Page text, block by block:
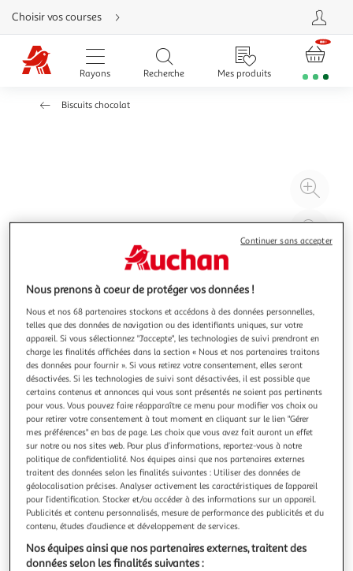
Aller
directement
au
contenu
Aller
directement
Aller
Choisir vos courses
Rayons Recherche Mes produits
Biscuits chocolat
à
Illustration
précédente
Illustration
suivante
AUCHAN BIO
Biscuits nappés au chocolat au lait sachets fraîcheur
Dans son atelier situé a Lonlay, au cœur du bocage
normand, la biscuiterie de l'abbaye perpétue l'histoire
familiale commencée il y a plus d'un siècle. Les boulangers
patissiers veuillent avec passion sur chaque étape de la
fabrication: pétrissage, façonnage , cuisso. La main et l'oeil
de l'homme so
En savoir +
210g 4x5 biscuits
Vous voulez connaître le prix de ce produit ?
Nous prenons à coeur de protéger vos données !
Nous et nos 68 partenaires stockons et accédons à des données personnelles,
telles que des données de navigation ou des identifiants uniques, sur votre
appareil. Si vous sélectionnez "J'accepte", les technologies de suivi prendront en
charge les finalités affichées dans la section « Nous et nos partenaires traitons
des données pour fournir ». Si vous retirez votre consentement, elles seront
désactivées. Si les technologies de suivi sont désactivées, il est possible que
certains contenus et annonces qui vous sont présentés ne soient pas pertinents
pour vous. Vous pouvez faire réapparaître ce menu pour modifier vos choix ou
pour retirer votre consentement à tout moment en cliquant sur le lien "Gérer
mes préférences" en bas de page. Les choix que vous avez fait auront un effet
sur notre ou nos sites web. Pour plus d’informations, reportez-vous à notre
politique de confidentialité. Nos équipes ainsi que nos partenaires externes
traitent des données selon les finalités suivantes : Utiliser des données de
géolocalisation précises. Analyser activement les caractéristiques de l’appareil
pour l’identification. Stocker et/ou accéder à des informations sur un appareil.
Publicités et contenu personnalisés, mesure de performance des publicités et du
contenu, études d’audience et développement de services.
Nos équipes ainsi que nos partenaires externes, traitent des
données selon les finalités suivantes :
Continuer sans accepter